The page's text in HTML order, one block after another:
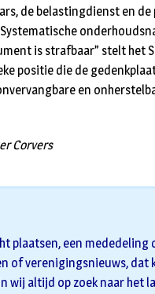
de belastingdienst en
is strafbaar” stelt het
positie die de
en
Corvers
plaatsen, een
of verenigingsnieuws, dat
wij altijd op zoek naar het